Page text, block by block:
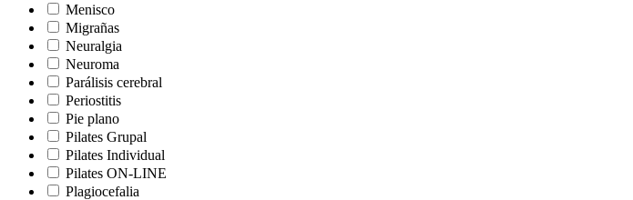
Menisco
Migrañas
Neuralgia
Neuroma
Parálisis cerebral
Periostitis
Pie plano
Pilates Grupal
Pilates Individual
Pilates ON-LINE
Plagiocefalia